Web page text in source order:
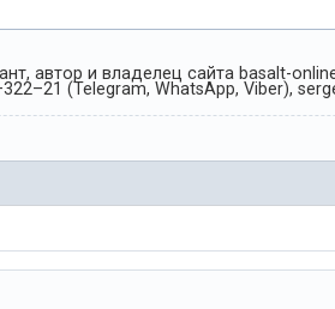
автор и владелец сайта basalt-
(Telegram, WhatsApp, Viber),